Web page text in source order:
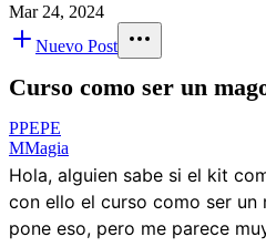
Mar 24, 2024
Nuevo Post
Curso como ser un
PPEPE
MMagia
Hola, alguien sabe si el kit
con ello el curso como ser un
pone eso, pero me parece